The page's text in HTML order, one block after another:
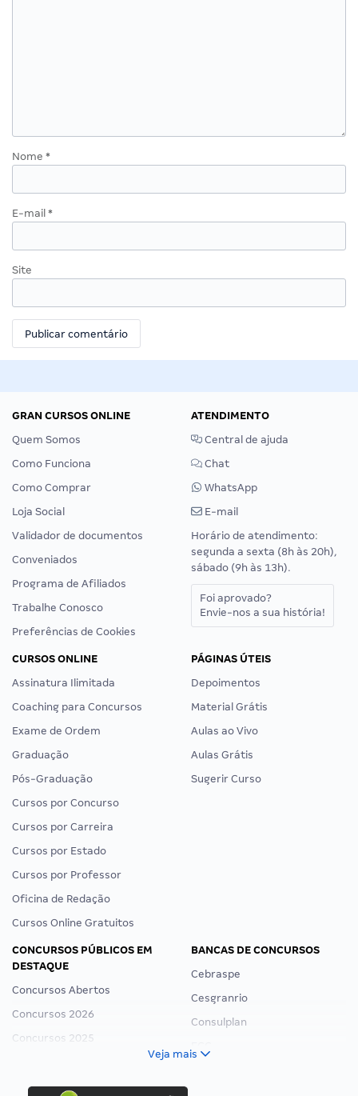
Nome *
E-mail *
Site
GRAN CURSOS ONLINE
Quem Somos
Como Funciona
Como Comprar
Loja Social
Validador de documentos
Conveniados
Programa de Afiliados
Trabalhe Conosco
Preferências de Cookies
ATENDIMENTO
Central de ajuda
Chat
WhatsApp
E-mail
Horário de atendimento:
segunda a sexta (8h às 20h),
sábado (9h às 13h).
Foi aprovado?
Envie-nos a sua história!
CURSOS ONLINE
Assinatura Ilimitada
Coaching para Concursos
Exame de Ordem
Graduação
Pós-Graduação
Cursos por Concurso
Cursos por Carreira
Cursos por Estado
Cursos por Professor
Oficina de Redação
Cursos Online Gratuitos
PÁGINAS ÚTEIS
Depoimentos
Material Grátis
Aulas ao Vivo
Aulas Grátis
Sugerir Curso
CONCURSOS PÚBLICOS EM
DESTAQUE
Concursos Abertos
Concursos 2026
Concursos 2025
Concurso Ibama
BANCAS DE CONCURSOS
Cebraspe
Cesgranrio
Consulplan
Veja mais